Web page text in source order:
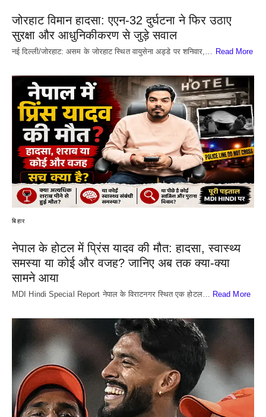
जोरहाट विमान हादसा: एएन-32 दुर्घटना ने फिर उठाए
सुरक्षा और आधुनिकीकरण से जुड़े सवाल
नई दिल्ली/जोरहाट: असम के जोरहाट स्थित वायुसेना अड्डे पर शनिवार,… Read More
बिहार
नेपाल के होटल में प्रिंस यादव की मौत: हादसा, स्वास्थ्य
समस्या या कोई और वजह? जानिए अब तक क्या-क्या
सामने आया
MDI Hindi Special Report नेपाल के विराटनगर स्थित एक होटल… Read More